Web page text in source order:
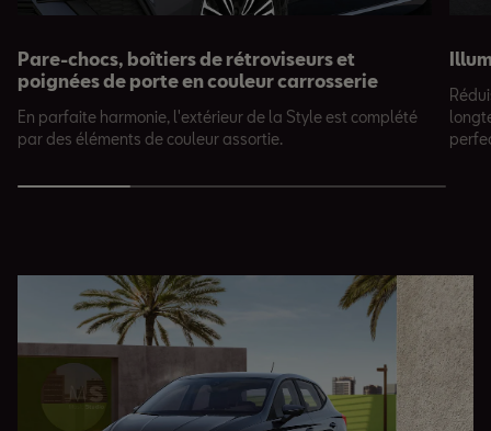
Pare-chocs, boîtiers de rétroviseurs et
poignées de porte en couleur carrosserie
En parfaite harmonie, l'extérieur de la Style est complété
par des éléments de couleur assortie.